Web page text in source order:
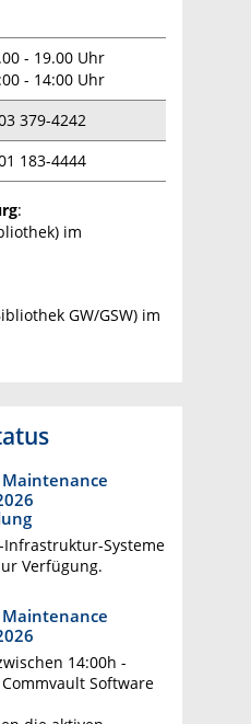
- 19.00 Uhr
- 14:00 Uhr
379-4242
183-4444
:
im
GW/GSW) im
Infrastruktur-Systeme
Verfügung.
14:00h -
Software